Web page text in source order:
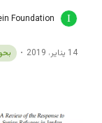
Foundation
14 يناير، 2019